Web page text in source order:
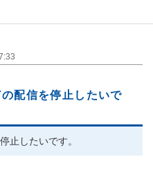
配信を停止したいで
止したいです。